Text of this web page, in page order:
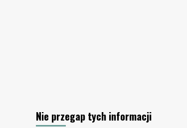
Nie przegap tych informacji